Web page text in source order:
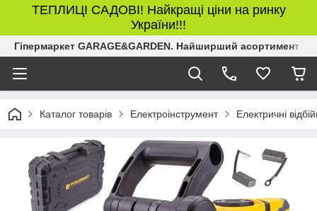
ТЕПЛИЦІ САДОВІ! Найкращі ціни на ринку
України!!!
Гіпермаркет GARAGE&GARDEN. Найширший асортимент
Каталог товарів Електроінструмент Електричні